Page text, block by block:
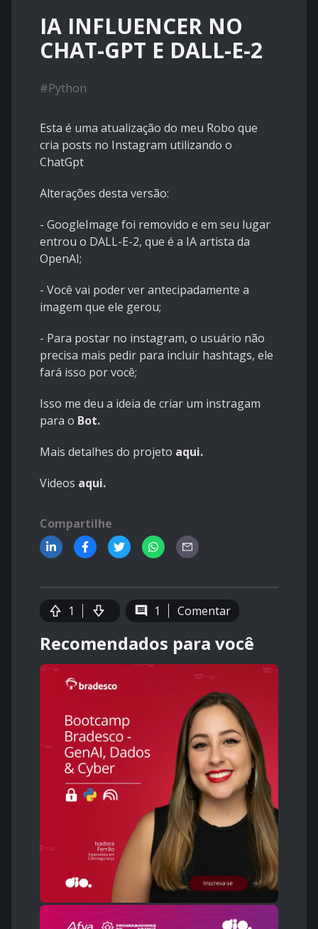
IA INFLUENCER NO
CHAT-GPT E DALL-E-2
#Python
Esta é uma atualização do meu Robo que
cria posts no Instagram utilizando o
ChatGpt
Alterações desta versão:
- GoogleImage foi removido e em seu lugar
entrou o DALL-E-2, que é a IA artista da
OpenAI;
- Você vai poder ver antecipadamente a
imagem que ele gerou;
- Para postar no instagram, o usuário não
precisa mais pedir para incluir hashtags, ele
fará isso por você;
Isso me deu a ideia de criar um instragam
para o Bot.
Mais detalhes do projeto aqui.
Videos aqui.
Compartilhe
1 1 Comentar
Recomendados para você